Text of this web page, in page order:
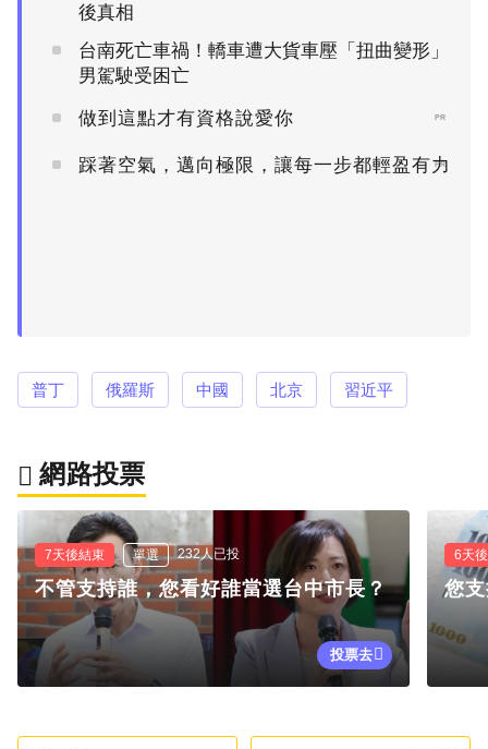
後真相
台南死亡車禍！轎車遭大貨車壓「扭曲變形」
男駕駛受困亡
做到這點才有資格說愛你 PR
踩著空氣，邁向極限，讓每一步都輕盈有力
PR
普丁 俄羅斯 中國 北京 習近平
網路投票
7天後結束 單選 232人已投
不管支持誰，您看好誰當選台中市長？
投票去
6天
您